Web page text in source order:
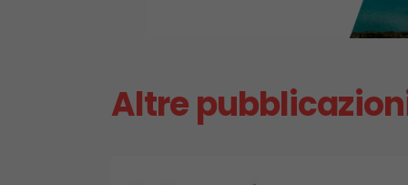
Altre